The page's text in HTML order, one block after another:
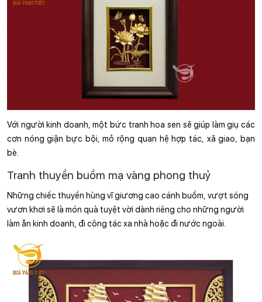
Với người kinh doanh, một bức tranh hoa sen sẽ giúp làm giụ các
cơn nóng giận bực bội, mỏ rộng quan hệ hợp tác, xã giao, bạn
bè.
Tranh thuyền buồm mạ vàng phong thuỷ
Những chiếc thuyền hùng vĩ giương cao cánh buồm, vượt sóng
vươn khơi sẽ là món quà tuyệt vời dành riêng cho những người
làm ăn kinh doanh, đi công tác xa nhà hoặc đi nước ngoài.